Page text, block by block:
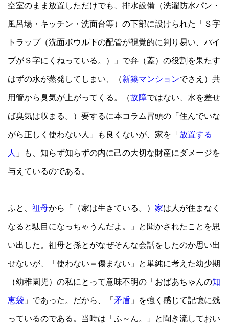
空室のまま放置しただけでも、排水設備（洗濯防水パン・
風呂場・キッチン・洗面台等）の下部に設けられた「Ｓ字
トラップ（洗面ボウル下の配管が視覚的に判り易い、パイ
プがＳ字にくねっている。）」で弁（蓋）の役割を果たす
はずの水が蒸発してしまい、（新築マンションでさえ）共
用管から臭気が上がってくる。（故障ではない、水を差せ
ば臭気は収まる。）要するに本コラム冒頭の「住んでいな
がら正しく使わない人」も良くないが、家を「 放置する
人 」も、知らず知らずの内に己の大切な財産にダメージを
与えているのである。
ふと、祖母から「（家は生きている。）家は人が住まなく
なると駄目になっちゃうんだよ。」と聞かされたことを思
い出した。祖母と孫とがなぜそんな会話をしたのか思い出
せないが、「使わない＝傷まない」と単純に考えた幼少期
（幼稚園児）の私にとって意味不明の「おばあちゃんの知
恵袋 」であった。だから、「矛盾 」を強く感じて記憶に残
っているのである。当時は「ふ～ん。」と聞き流しておい